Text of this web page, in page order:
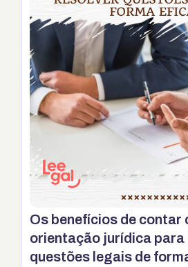
Os benefícios de contar
orientação jurídica para
questões legais de